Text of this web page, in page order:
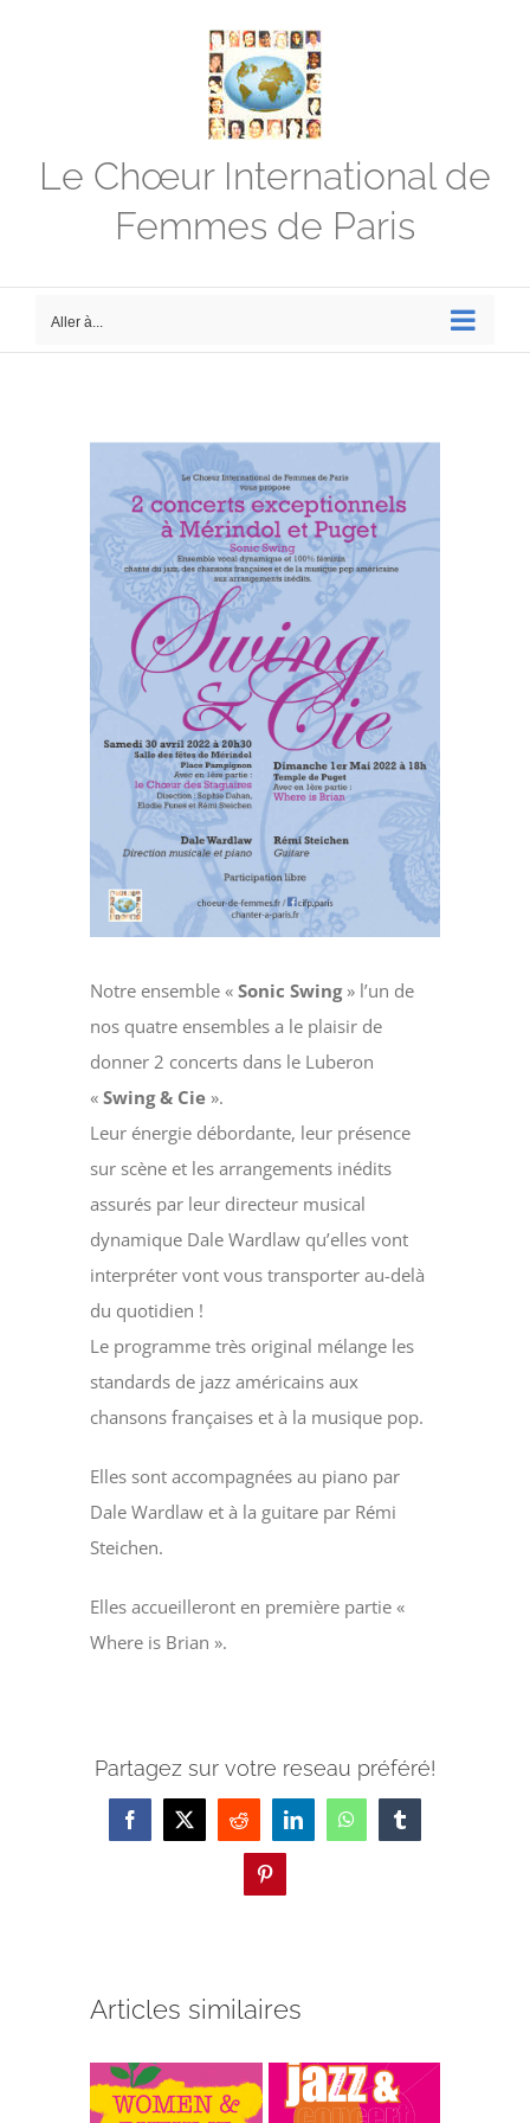
Le Chœur International de
Femmes de Paris
Aller à...
l'image
agrandie
Notre ensemble «Sonic Swing» l’un de
nos quatre ensembles a le plaisir de
donner 2 concerts dans le Luberon
«Swing & Cie ».
Leur énergie débordante, leur présence
sur scène et les arrangements inédits
assurés par leur directeur musical
dynamique Dale Wardlaw qu’elles vont
interpréter vont vous transporter au-delà
du quotidien !
Le programme très original mélange les
standards de jazz américains aux
chansons françaises et à la musique pop.
Elles sont accompagnées au piano par
Dale Wardlaw et à la guitare par Rémi
Steichen.
Elles accueilleront en première partie «
Where is Brian ».
Partagez sur votre reseau préféré!
Facebook
X Reddit LinkedInWhatsAppTumblr
Pinterest
Articles similaires